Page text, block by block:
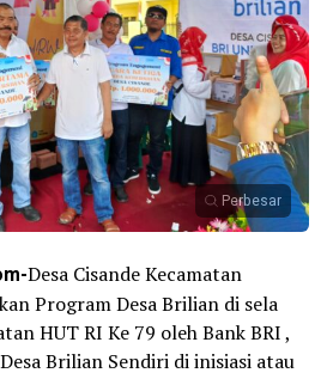
Perbesar
Desa Cisande Kecamatan
Program Desa Brilian di sela
HUT RI Ke 79 oleh Bank BRI ,
Brilian Sendiri di inisiasi atau